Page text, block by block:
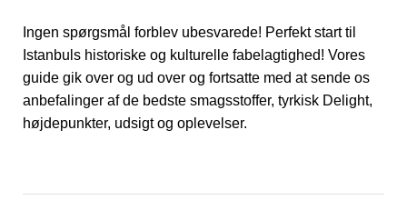
Ingen spørgsmål forblev ubesvarede! Perfekt start til
Istanbuls historiske og kulturelle fabelagtighed! Vores
guide gik over og ud over og fortsatte med at sende os
anbefalinger af de bedste smagsstoffer, tyrkisk Delight,
højdepunkter, udsigt og oplevelser.